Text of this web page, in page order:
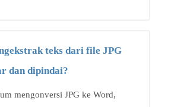
teks dari file JPG
dan dipindai?
mengonversi JPG ke Word,